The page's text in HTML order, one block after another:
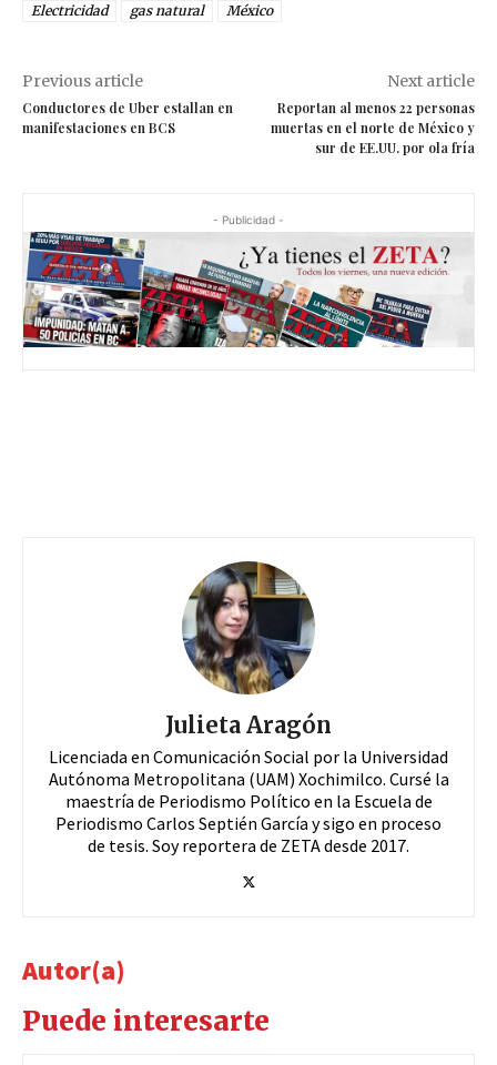
Electricidad
gas natural México
Previous article
Conductores de Uber estallan en
manifestaciones en BCS
Next article
Reportan al menos 22 personas
muertas en el norte de México y
sur de EE.UU. por ola fría
- Publicidad -
Julieta Aragón
Licenciada en Comunicación Social por la Universidad
Autónoma Metropolitana (UAM) Xochimilco. Cursé la
maestría de Periodismo Político en la Escuela de
Periodismo Carlos Septién García y sigo en proceso
de tesis. Soy reportera de ZETA desde 2017.
Autor(a)
Puede interesarte